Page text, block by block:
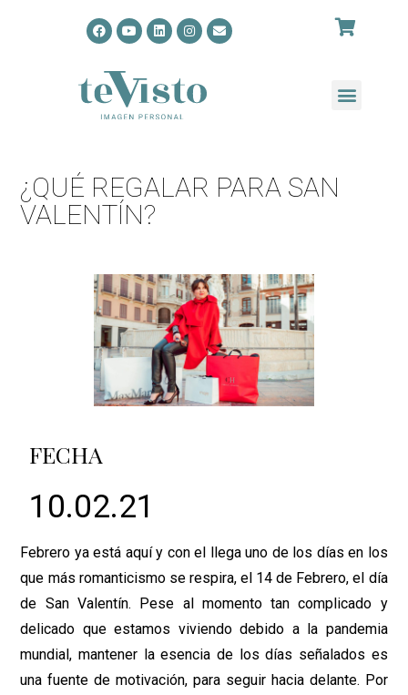
¿QUÉ REGALAR PARA SAN
VALENTÍN?
FECHA
10.02.21
Febrero ya está aquí y con el llega uno de los días en los
que más romanticismo se respira, el 14 de Febrero, el día
de San Valentín. Pese al momento tan complicado y
delicado que estamos viviendo debido a la pandemia
mundial, mantener la esencia de los días señalados es
una fuente de motivación, para seguir hacia delante. Por